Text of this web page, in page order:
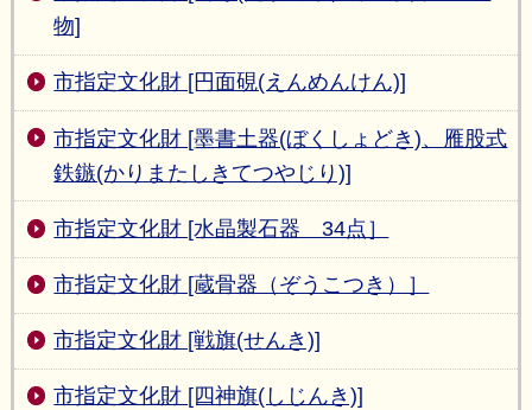
物]
市指定文化財 [円面硯(えんめんけん)]
市指定文化財 [墨書土器(ぼくしょどき)、雁股式
鉄鏃(かりまたしきてつやじり)]
市指定文化財 [水晶製石器 34点］
市指定文化財 [蔵骨器（ぞうこつき）］
市指定文化財 [戦旗(せんき)]
市指定文化財 [四神旗(しじんき)]